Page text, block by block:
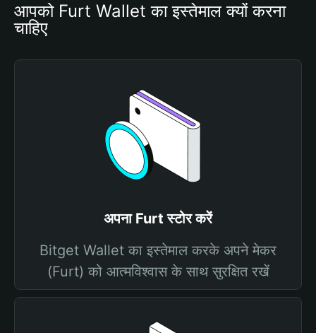
आपको Furt Wallet का इस्तेमाल क्यों करना
चाहिए
अपना Furt स्टोर करें
Bitget Wallet का इस्तेमाल करके अपने मेकर
(Furt) को आत्मविश्वास के साथ सुरक्षित रखें